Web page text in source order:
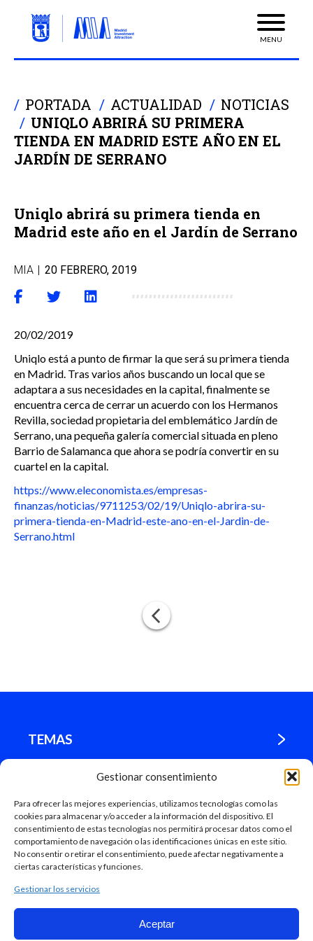
Gestionar consentimiento
Para ofrecer las mejores experiencias, utilizamos tecnologías como las
cookies para almacenar y/o acceder a la información del dispositivo. El
consentimiento de estas tecnologías nos permitirá procesar datos como el
comportamiento de navegación o las identificaciones únicas en este sitio.
No consentir o retirar el consentimiento, puede afectar negativamente a
ciertas características y funciones.
Gestionar los servicios
Aceptar
MENU
PORTADA ACTUALIDAD
NOTICIAS
UNIQLO ABRIRÁ SU PRIMERA
TIENDA EN MADRID ESTE AÑO EN EL
JARDÍN DE SERRANO
Uniqlo abrirá su primera tienda en
Madrid este año en el Jardín de Serrano
MIA | 20 FEBRERO, 2019
20/02/2019
Uniqlo está a punto de firmar la que será su primera tienda
en Madrid. Tras varios años buscando un local que se
adaptara a sus necesidades en la capital, finalmente se
encuentra cerca de cerrar un acuerdo con los Hermanos
Revilla, sociedad propietaria del emblemático Jardín de
Serrano, una pequeña galería comercial situada en pleno
Barrio de Salamanca que ahora se podría convertir en su
cuartel en la capital.
https://www.eleconomista.es/empresas-
finanzas/noticias/9711253/02/19/Uniqlo-abrira-su-
primera-tienda-en-Madrid-este-ano-en-el-Jardin-de-
Serrano.html
TEMAS
¿DÓNDE ESTAMOS?
MADRID
Mapa Web